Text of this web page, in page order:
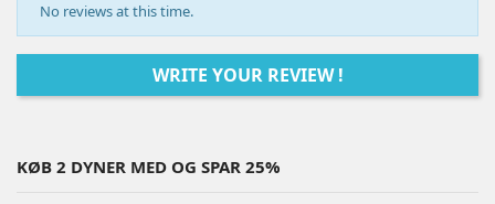
No reviews at this time.
WRITE YOUR REVIEW !
KØB 2 DYNER MED OG SPAR 25%